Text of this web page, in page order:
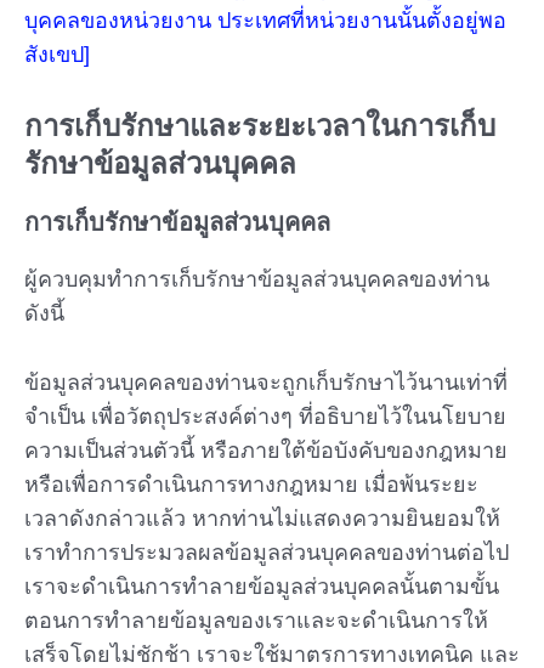
บุคคลของหน่วยงาน ประเทศที่หน่วยงานนั้นตั้งอยู่พอ
สังเขป]
การเก็บรักษาและระยะเวลาในการเก็บ
รักษาข้อมูลส่วนบุคคล
การเก็บรักษาข้อมูลส่วนบุคคล
ผู้ควบคุมทำการเก็บรักษาข้อมูลส่วนบุคคลของท่าน
ดังนี้
ข้อมูลส่วนบุคคลของท่านจะถูกเก็บรักษาไว้นานเท่าที่
จำเป็น เพื่อวัตถุประสงค์ต่างๆ ที่อธิบายไว้ในนโยบาย
ความเป็นส่วนตัวนี้ หรือภายใต้ข้อบังคับของกฎหมาย
หรือเพื่อการดำเนินการทางกฎหมาย เมื่อพ้นระยะ
เวลาดังกล่าวแล้ว หากท่านไม่แสดงความยินยอมให้
เราทำการประมวลผลข้อมูลส่วนบุคคลของท่านต่อไป
เราจะดำเนินการทำลายข้อมูลส่วนบุคคลนั้นตามขั้น
ตอนการทำลายข้อมูลของเราและจะดำเนินการให้
เสร็จโดยไม่ชักช้า เราจะใช้มาตรการทางเทคนิค และ